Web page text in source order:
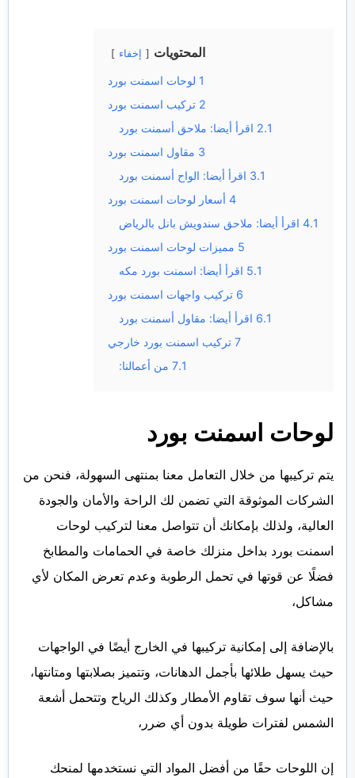
المحتويات إخفاء
1 لوحات اسمنت بورد
2 تركيب اسمنت بورد
2.1 اقرأ أيضا: ملاحق أسمنت بورد
3 مقاول اسمنت بورد
3.1 اقرأ أيضا: الواح أسمنت بورد
4 أسعار لوحات اسمنت بورد
4.1 اقرأ أيضا: ملاحق سندويش بانل بالرياض
5 مميزات لوحات اسمنت بورد
5.1 اقرأ أيضا: اسمنت بورد مكه
6 تركيب واجهات اسمنت بورد
6.1 اقرأ أيضا: مقاول أسمنت بورد
7 تركيب اسمنت بورد خارجي
7.1 من أعمالنا:
لوحات اسمنت بورد
يتم تركيبها من خلال التعامل معنا بمنتهى السهولة، فنحن من
الشركات الموثوقة التي تضمن لك الراحة والأمان والجودة
العالية، ولذلك بإمكانك أن تتواصل معنا لتركيب لوحات
اسمنت بورد بداخل منزلك خاصة في الحمامات والمطابخ
فضلًا عن قوتها في تحمل الرطوبة وعدم تعرض المكان لأي
مشاكل،
بالإضافة إلى إمكانية تركيبها في الخارج أيضًا في الواجهات
حيث يسهل طلائها بأجمل الدهانات، وتتميز بصلابتها ومتانتها،
حيث أنها سوف تقاوم الأمطار وكذلك الرياح وتتحمل أشعة
الشمس لفترات طويلة بدون أي ضرر،
إن اللوحات حقًا من أفضل المواد التي نستخدمها لمنحك